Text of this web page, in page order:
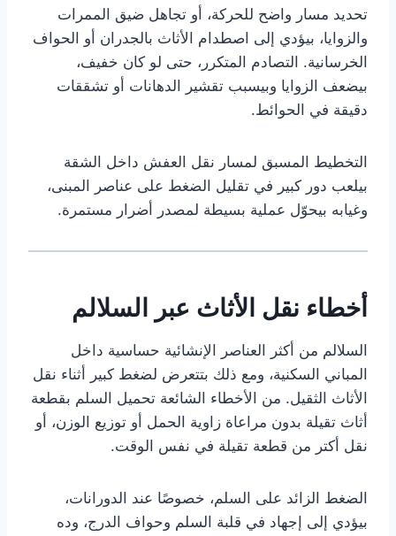
تحديد مسار واضح للحركة، أو تجاهل ضيق الممرات
والزوايا، بيؤدي إلى اصطدام الأثاث بالجدران أو الحواف
الخرسانية. التصادم المتكرر، حتى لو كان خفيف،
بيضعف الزوايا وبيسبب تقشير الدهانات أو تشققات
دقيقة في الحوائط.
التخطيط المسبق لمسار نقل العفش داخل الشقة
بيلعب دور كبير في تقليل الضغط على عناصر المبنى،
وغيابه بيحوّل عملية بسيطة لمصدر أضرار مستمرة.
أخطاء نقل الأثاث عبر السلالم
السلالم من أكثر العناصر الإنشائية حساسية داخل
المباني السكنية، ومع ذلك بتتعرض لضغط كبير أثناء نقل
الأثاث الثقيل. من الأخطاء الشائعة تحميل السلم بقطعة
أثاث تقيلة بدون مراعاة زاوية الحمل أو توزيع الوزن، أو
نقل أكتر من قطعة تقيلة في نفس الوقت.
الضغط الزائد على السلم، خصوصًا عند الدورانات،
بيؤدي إلى إجهاد في قلبة السلم وحواف الدرج، وده